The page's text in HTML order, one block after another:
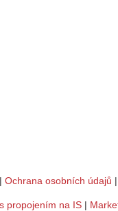
| Ochrana osobních údajů
propojením na IS |